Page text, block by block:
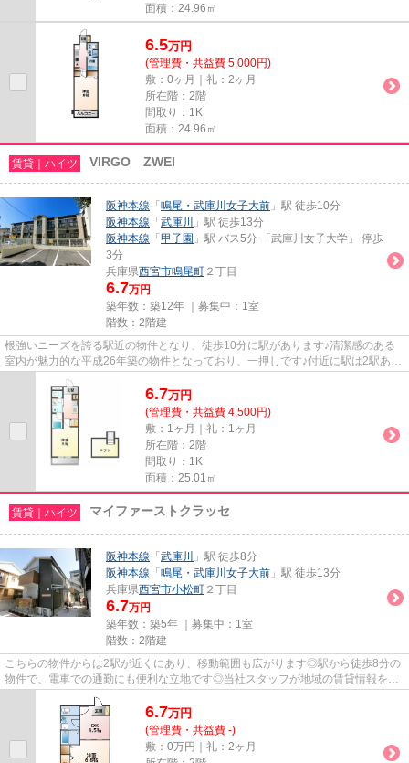
面積：24.96㎡
6.5万円
(管理費・共益費 5,000円)
敷：0ヶ月｜礼：2ヶ月
所在階：2階
間取り：1K
面積：24.96㎡
賃貸｜ハイツ VIRGO ZWEI
阪神本線 「 鳴尾・武庫川女子大前 」駅 徒歩10分
阪神本線 「 武庫川
」駅 徒歩13分
阪神本線 「 甲子園 」駅 バス5分 「武庫川女子大学」 停歩
3分
兵庫県西宮市鳴尾町 ２丁目
6.7万円
築年数：築12年 ｜募集中： 1室
階数：2階建
根強いニーズを誇る駅近の物件となり、徒歩10分に駅があります♪清潔感のある
室内が魅力的な平成26年築の物件となっており、一押しです♪付近に駅は2駅あ
り、行き先に応じて使い分けがで...
6.7万円
(管理費・共益費 4,500円)
敷：1ヶ月｜礼：1ヶ月
所在階：2階
間取り：1K
面積：25.01㎡
賃貸｜ハイツ マイファーストクラッセ
阪神本線 「 武庫川
」駅 徒歩8分
阪神本線 「 鳴尾・武庫川女子大前 」駅 徒歩13分
兵庫県西宮市小松町 ２丁目
6.7万円
築年数：築5年 ｜募集中： 1室
階数：2階建
こちらの物件からは2駅が近くにあり、移動範囲も広がります◎駅から徒歩8分の
物件で、電車での通勤にも便利な立地です◎当社スタッフが地域の賃貸情報をご
提供いたします◎お客様のこだわ...
6.7万円
(管理費・共益費 -)
敷：0万円｜礼：2ヶ月